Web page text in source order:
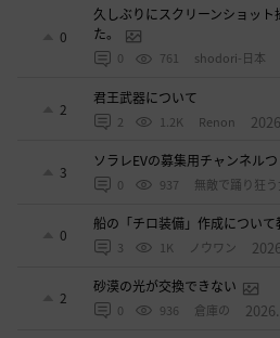
0
久しぶりにスクリーンショッ
た。
0 761 shodori-日本
2
君王武器について
2 1.2K Renon
3
ソラレEVの募集用チャンネル
0 937 無敵で踊り狂う
0
船の「チロ装備」作成について
3 1K ノウワン
2
砂漠の光が交換できない
0 936 倉庫の